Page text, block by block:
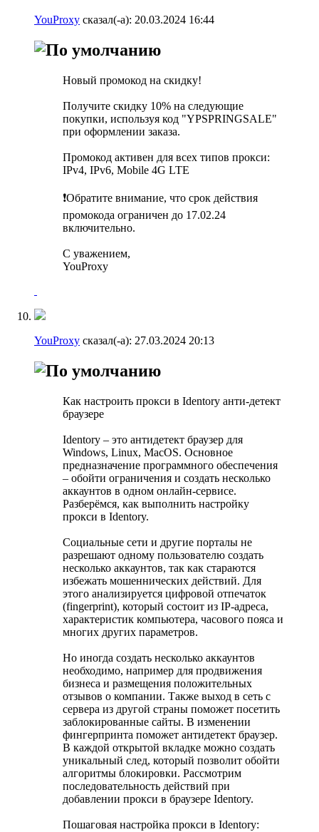
YouProxy сказал(-а): 20.03.2024 16:44
Новый промокод на скидку!
Получите скидку 10% на следующие
покупки, используя код "YPSPRINGSALE"
при оформлении заказа.
Промокод активен для всех типов прокси:
IPv4, IPv6, Mobile 4G LTE
❗️Обратите внимание, что срок действия
промокода ограничен до 17.02.24
включительно.
С уважением,
YouProxy
YouProxy сказал(-а): 27.03.2024 20:13
Как настроить прокси в Identory анти-детект
браузере
Identory – это антидетект браузер для
Windows, Linux, MacOS. Основное
предназначение программного обеспечения
– обойти ограничения и создать несколько
аккаунтов в одном онлайн-сервисе.
Разберёмся, как выполнить настройку
прокси в Identory.
Социальные сети и другие порталы не
разрешают одному пользователю создать
несколько аккаунтов, так как стараются
избежать мошеннических действий. Для
этого анализируется цифровой отпечаток
(fingerprint), который состоит из IP-адреса,
характеристик компьютера, часового пояса и
многих других параметров.
Но иногда создать несколько аккаунтов
необходимо, например для продвижения
бизнеса и размещения положительных
отзывов о компании. Также выход в сеть с
сервера из другой страны поможет посетить
заблокированные сайты. В изменении
фингерпринта поможет антидетект браузер.
В каждой открытой вкладке можно создать
уникальный след, который позволит обойти
алгоритмы блокировки. Рассмотрим
последовательность действий при
добавлении прокси в браузере Identory.
Пошаговая настройка прокси в Identory: